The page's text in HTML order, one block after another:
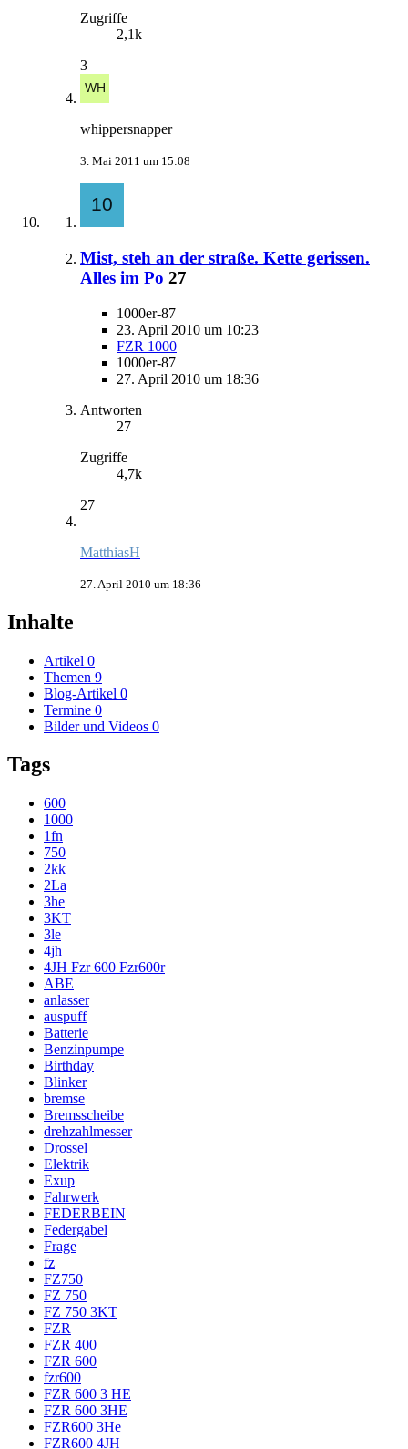
Zugriffe
2,1k
3
whippersnapper
3. Mai 2011 um 15:08
Mist, steh an der straße. Kette gerissen.
Alles im Po 27
1000er-87
23. April 2010 um 10:23
FZR 1000
1000er-87
27. April 2010 um 18:36
Antworten
27
Zugriffe
4,7k
27
MatthiasH
27. April 2010 um 18:36
Inhalte
Artikel 0
Themen 9
Blog-Artikel 0
Termine 0
Bilder und Videos 0
Tags
600
1000
1fn
750
2kk
2La
3he
3KT
3le
4jh
4JH Fzr 600 Fzr600r
ABE
anlasser
auspuff
Batterie
Benzinpumpe
Birthday
Blinker
bremse
Bremsscheibe
drehzahlmesser
Drossel
Elektrik
Exup
Fahrwerk
FEDERBEIN
Federgabel
Frage
fz
FZ750
FZ 750
FZ 750 3KT
FZR
FZR 400
FZR 600
fzr600
FZR 600 3 HE
FZR 600 3HE
FZR600 3He
FZR600 4JH